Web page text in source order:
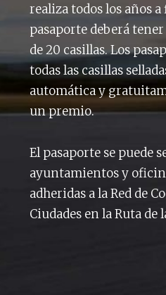
realiza todos los años
pasaporte deberá
de 20 casillas. Los
todas las casillas
automática y
un premio.
El pasaporte se puede
ayuntamientos y
adheridas a la Red de
Ciudades en la Ruta de